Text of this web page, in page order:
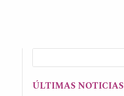
ÚLTIMAS NOTICIAS